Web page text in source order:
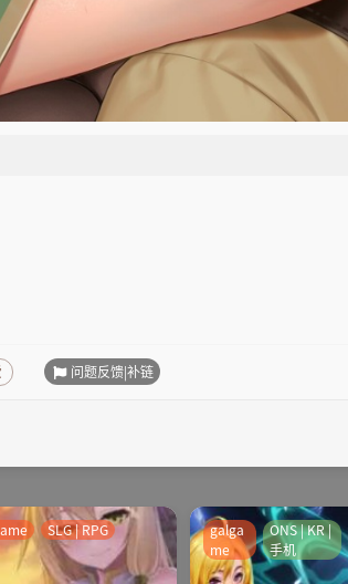
问题反馈|补链
SLG | RPG
galga
me
ONS | KR |
手机